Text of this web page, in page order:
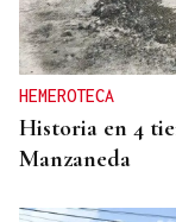
HEMEROTECA
Historia en 4
Manzaneda